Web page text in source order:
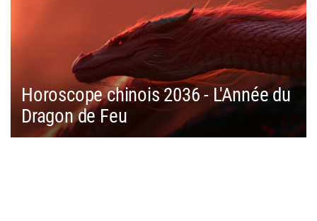
Horoscope chinois 2036 - L'Année du
Dragon de Feu